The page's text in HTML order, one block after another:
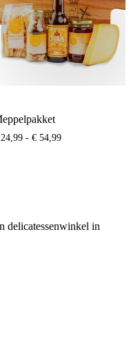
24,99 - € 54,99Prijsklasse:
delicatessenwinkel in